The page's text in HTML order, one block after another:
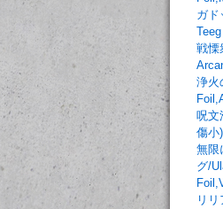
ガド
戦慄
浄火
呪文
傷小)
無限
グ/
リ